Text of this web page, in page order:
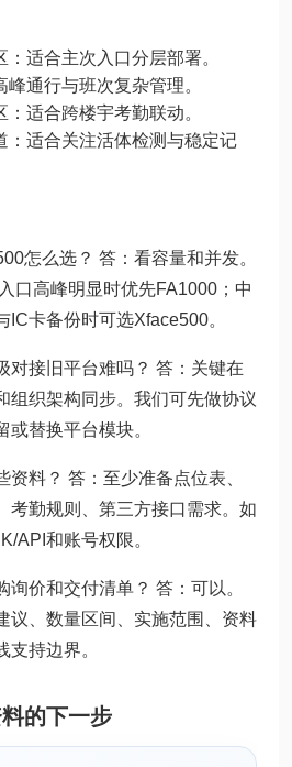
适合主次入口分层部署。
通行与班次复杂管理。
适合跨楼宇考勤联动。
：适合关注活体检测与稳定记
怎么选？ 答：看容量和并发。
口高峰明显时优先FA1000；中
IC卡备份时可选Xface500。
对接旧平台难吗？ 答：关键在
组织架构同步。我们可先做协议
替换平台模块。
资料？ 答：至少准备点位表、
考勤规则、第三方接口需求。如
API和账号权限。
询价和交付清单？ 答：可以。
议、数量区间、实施范围、资料
支持边界。
的下一步